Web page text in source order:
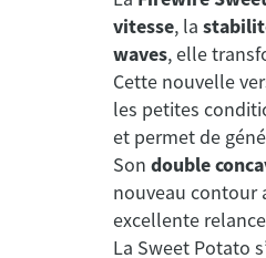
vitesse, la
waves, elle
Cette nouvelle
les petites
et permet de
Son double
nouveau contour
excellente
La Sweet Potato